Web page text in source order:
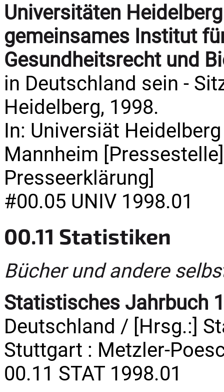
Universitäten
gemeinsames Institut
Gesundheitsrecht und
in Deutschland sein -
Heidelberg, 1998.
In: Universiät
Mannheim
Presseerklärung]
#00.05 UNIV 1998.01
00.11 Statistiken
Bücher und andere
Statistisches Jahrbuch
Deutschland / [Hrsg.:]
Stuttgart : Metzler-
00.11 STAT 1998.01